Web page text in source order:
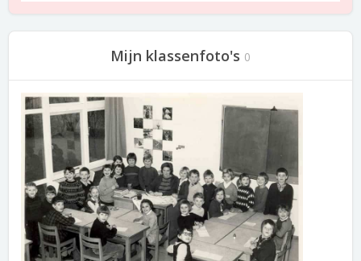
Mijn klassenfoto's 0